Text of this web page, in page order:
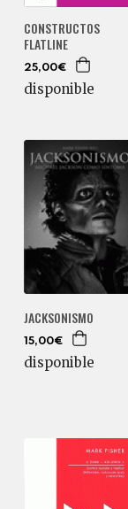
CONSTRUCTOS
FLATLINE
25,00€
disponible
JACKSONISMO
15,00€
disponible